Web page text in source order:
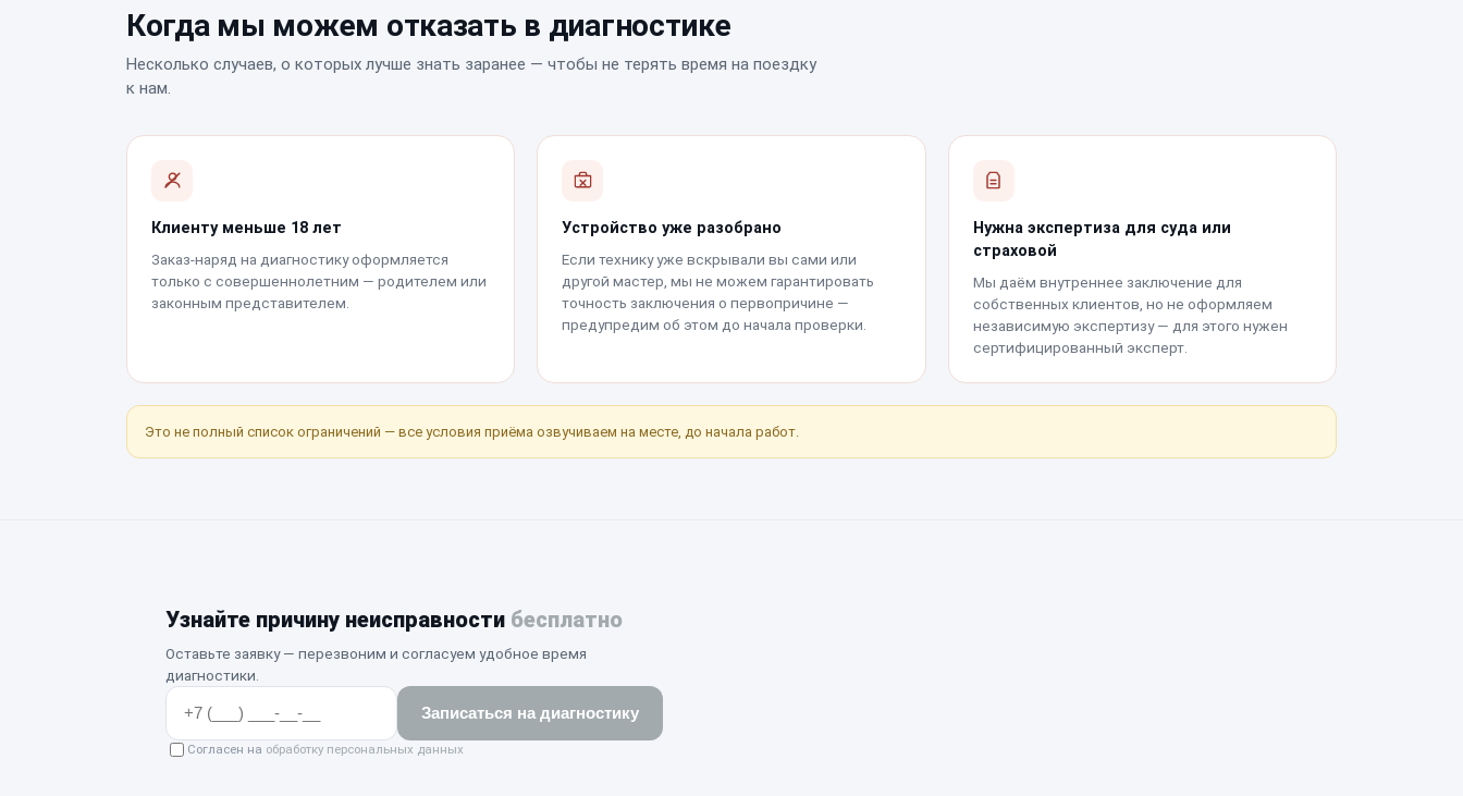
Когда мы можем отказать в диагностике
Несколько случаев, о которых лучше знать заранее — чтобы не терять время на поездку
к нам.
Клиенту меньше 18 лет
Заказ-наряд на диагностику оформляется
только с совершеннолетним — родителем или
законным представителем.
Устройство уже разобрано
Если технику уже вскрывали вы сами или
другой мастер, мы не можем гарантировать
точность заключения о первопричине —
предупредим об этом до начала проверки.
Нужна экспертиза для суда или
страховой
Мы даём внутреннее заключение для
собственных клиентов, но не оформляем
независимую экспертизу — для этого нужен
сертифицированный эксперт.
Это не полный список ограничений — все условия приёма озвучиваем на месте, до начала работ.
Узнайте причину неисправности бесплатно
Оставьте заявку — перезвоним и согласуем удобное время
диагностики.
Записаться на диагностику
Согласен на обработку персональных данных